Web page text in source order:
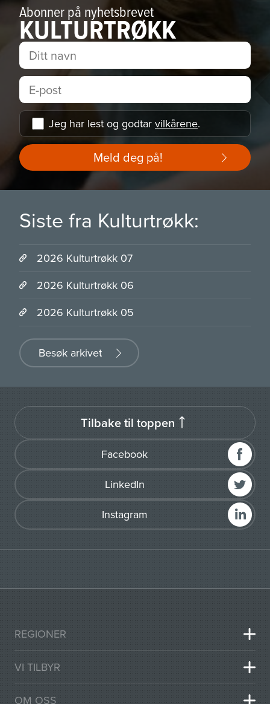
Abonner på nyhetsbrevet
KULTURTRØKK
Jeg har lest og godtar vilkårene.
Meld deg på!
Siste fra Kulturtrøkk:
2026 Kulturtrøkk 07
2026 Kulturtrøkk 06
2026 Kulturtrøkk 05
Besøk arkivet
Facebook
LinkedIn
Instagram
Tilbake til toppen
REGIONER
VI TILBYR
OM OSS